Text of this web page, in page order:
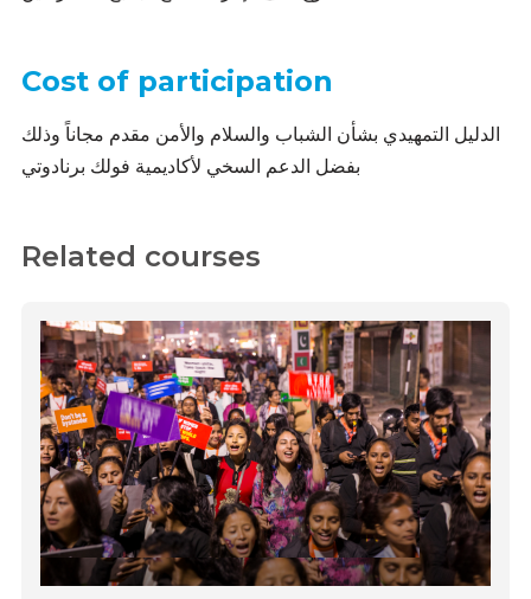
Cost of participation
الدليل التمهيدي بشأن الشباب والسلام والأمن مقدم مجاناً وذلك
بفضل الدعم السخي لأكاديمية فولك برنادوتي
Related courses